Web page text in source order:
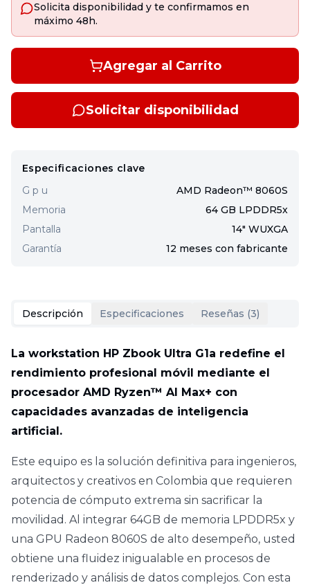
Solicita disponibilidad y te confirmamos en
máximo 48h.
Agregar al Carrito
Solicitar disponibilidad
Especificaciones clave
G p u
AMD Radeon™ 8060S
Memoria
64 GB LPDDR5x
Pantalla
14" WUXGA
Garantía
12 meses con fabricante
Descripción Especificaciones Reseñas (3)
La workstation HP Zbook Ultra G1a redefine el
rendimiento profesional móvil mediante el
procesador AMD Ryzen™ AI Max+ con
capacidades avanzadas de inteligencia
artificial.
Este equipo es la solución definitiva para ingenieros,
arquitectos y creativos en Colombia que requieren
potencia de cómputo extrema sin sacrificar la
movilidad. Al integrar 64GB de memoria LPDDR5x y
una GPU Radeon 8060S de alto desempeño, usted
obtiene una fluidez inigualable en procesos de
renderizado y análisis de datos complejos. Con esta